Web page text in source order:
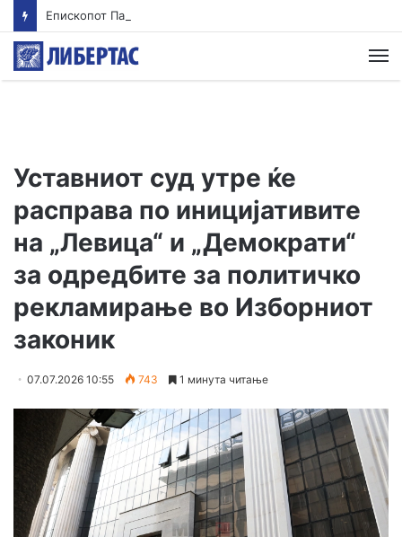
Уставниот суд утре ќе
расправа по иницијативите
на „Левица“ и „Демократи“
за одредбите за политичко
рекламирање во Изборниот
законик
07.07.2026 10:55 743 1 минута читање